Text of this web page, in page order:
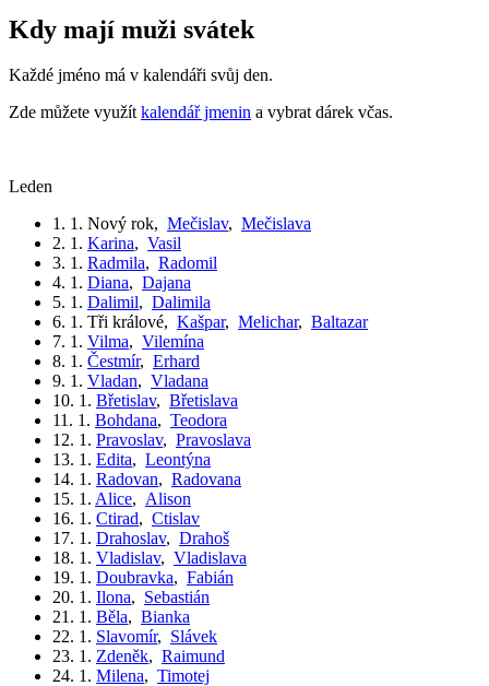
Kdy mají muži svátek
Každé jméno má v kalendáři svůj den.
Zde můžete využítkalendář jmenin a vybrat dárek včas.
leden
1. 1. Nový rok, Mečislav, Mečislava
2. 1. Karina, Vasil
3. 1. Radmila, Radomil
4. 1. Diana, Dajana
5. 1. Dalimil, Dalimila
6. 1. Tři králové, Kašpar, Melichar, Baltazar
7. 1. Vilma, Vilemína
8. 1. Čestmír, Erhard
9. 1. Vladan, Vladana
10. 1. Břetislav, Břetislava
11. 1. Bohdana, Teodora
12. 1. Pravoslav, Pravoslava
13. 1. Edita, Leontýna
14. 1. Radovan, Radovana
15. 1. Alice, Alison
16. 1. Ctirad, Ctislav
17. 1. Drahoslav, Drahoš
18. 1. Vladislav, Vladislava
19. 1. Doubravka, Fabián
20. 1. Ilona, Sebastián
21. 1. Běla, Bianka
22. 1. Slavomír, Slávek
23. 1. Zdeněk, Raimund
24. 1. Milena, Timotej